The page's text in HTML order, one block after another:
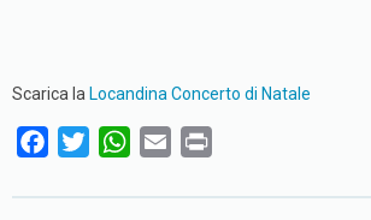
Scarica la Locandina Concerto di Natale
c
i
W
a
a
i